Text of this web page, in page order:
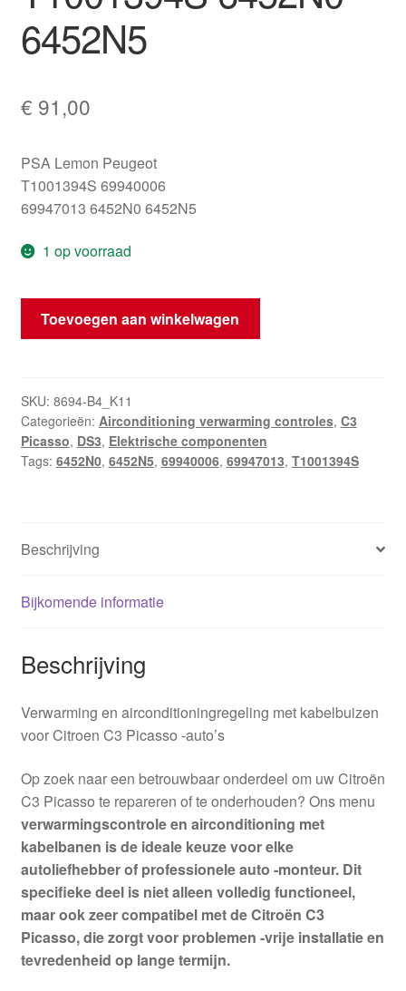
6452N5
€ 91,00
PSA Lemon Peugeot
T1001394S 69940006
69947013 6452N0 6452N5
1 op voorraad
Citroën
6452N0
6452N5
aantal
Toevoegen aan winkelwagen
SKU: 8694-B4_K11
Categorieën: Airconditioning verwarming controles, C3
Picasso, DS3, Elektrische componenten
Tags: 6452N0, 6452N5, 69940006, 69947013, T1001394S
Beschrijving
Bijkomende informatie
Beschrijving
Verwarming en airconditioningregeling met kabelbuizen
voor Citroen C3 Picasso -auto’s
Op zoek naar een betrouwbaar onderdeel om uw Citroën
C3 Picasso te repareren of te onderhouden? Ons menu
verwarmingscontrole en airconditioning met
kabelbanen is de ideale keuze voor elke
autoliefhebber of professionele auto -monteur. Dit
specifieke deel is niet alleen volledig functioneel,
maar ook zeer compatibel met de Citroën C3
Picasso, die zorgt voor problemen -vrije installatie en
tevredenheid op lange termijn.